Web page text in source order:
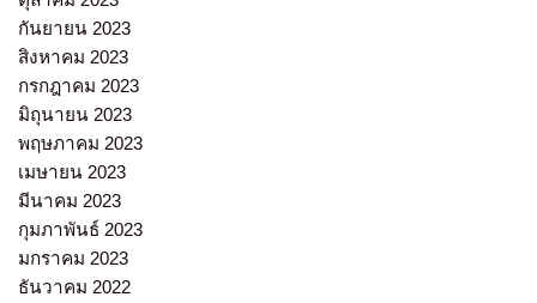
กันยายน 2023
สิงหาคม 2023
กรกฎาคม 2023
มิถุนายน 2023
พฤษภาคม 2023
เมษายน 2023
มีนาคม 2023
กุมภาพันธ์ 2023
มกราคม 2023
ธันวาคม 2022